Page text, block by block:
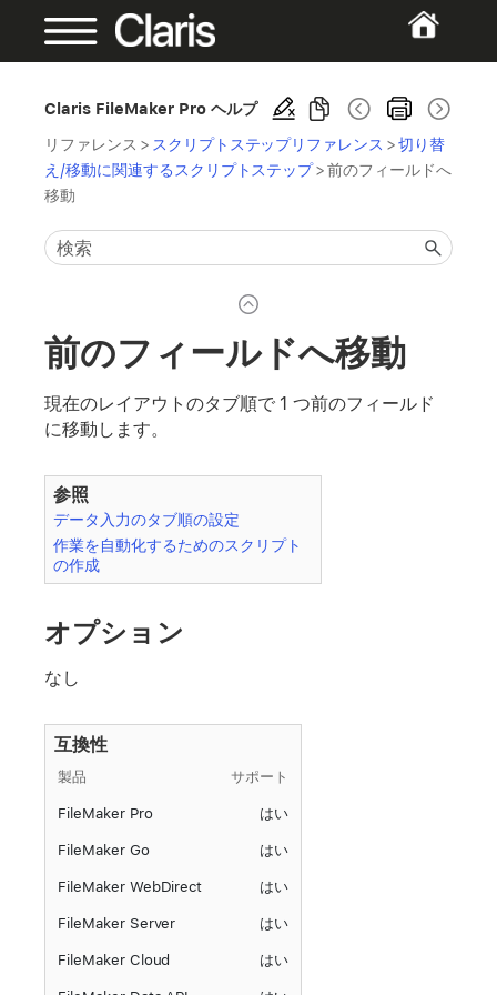
Claris FileMaker Pro ヘルプ
リファレンス > スクリプトステップリファレンス >切り替
え/移動に関連するスクリプトステップ>前のフィールドへ
移動
前のフィールドへ移動
現在のレイアウトのタブ順で 1 つ前のフィールド
に移動します。
参照
データ入力のタブ順の設定
作業を自動化するためのスクリプト
の作成
オプション
なし
互換性
製品 サポート
FileMaker Pro はい
FileMaker Go はい
FileMaker WebDirect はい
FileMaker Server はい
FileMaker Cloud はい